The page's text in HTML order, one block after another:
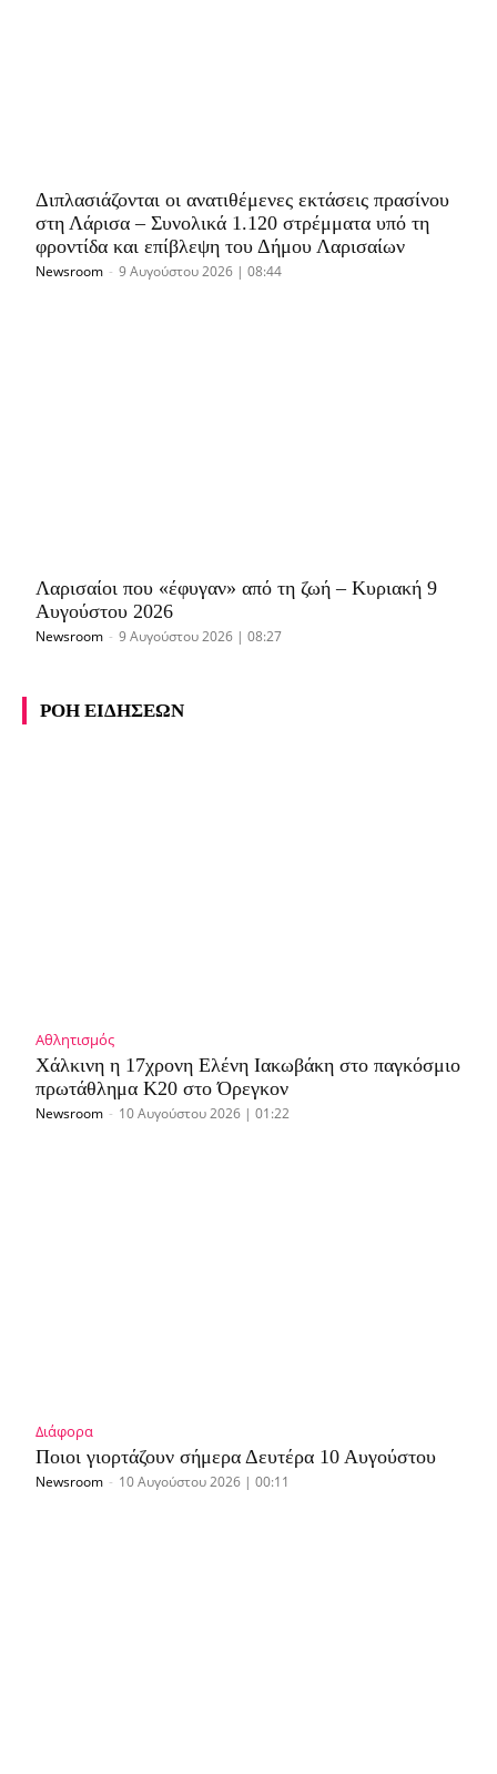
Διπλασιάζονται οι ανατιθέμενες εκτάσεις πρασίνου
στη Λάρισα – Συνολικά 1.120 στρέμματα υπό τη
φροντίδα και επίβλεψη του Δήμου Λαρισαίων
Newsroom - 9 Αυγούστου 2026 | 08:44
Λαρισαίοι που «έφυγαν» από τη ζωή – Κυριακή 9
Αυγούστου 2026
Newsroom - 9 Αυγούστου 2026 | 08:27
ΡΟΗ ΕΙΔΗΣΕΩΝ
Αθλητισμός
Χάλκινη η 17χρονη Ελένη Ιακωβάκη στο παγκόσμιο
πρωτάθλημα Κ20 στο Όρεγκον
Newsroom - 10 Αυγούστου 2026 | 01:22
Διάφορα
Ποιοι γιορτάζουν σήμερα Δευτέρα 10 Αυγούστου
Newsroom - 10 Αυγούστου 2026 | 00:11